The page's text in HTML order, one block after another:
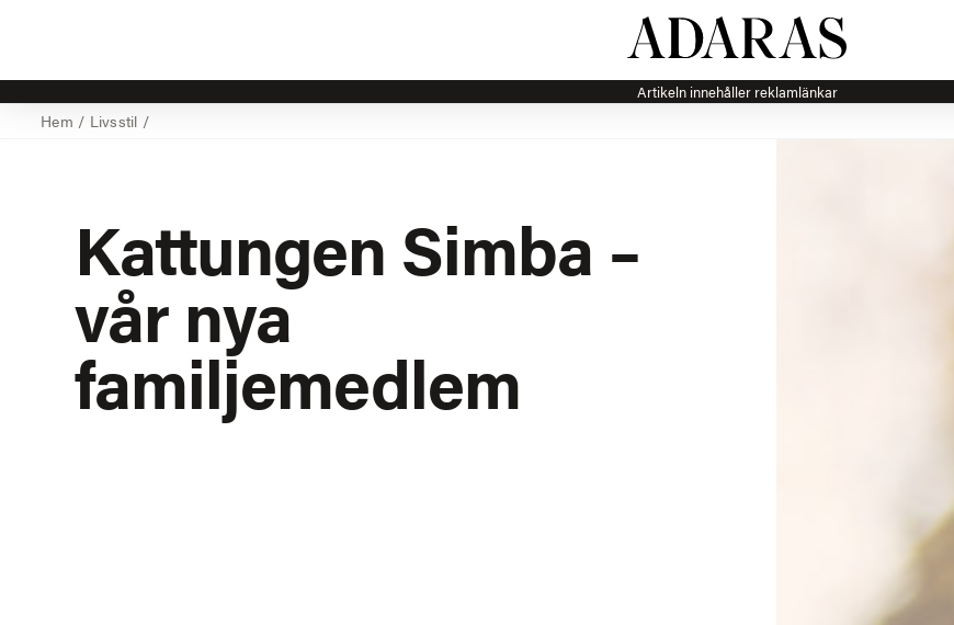
Artikeln innehåller reklamlänkar
Hem / Livsstil /
Kattungen Simba –
vår nya
familjemedlem